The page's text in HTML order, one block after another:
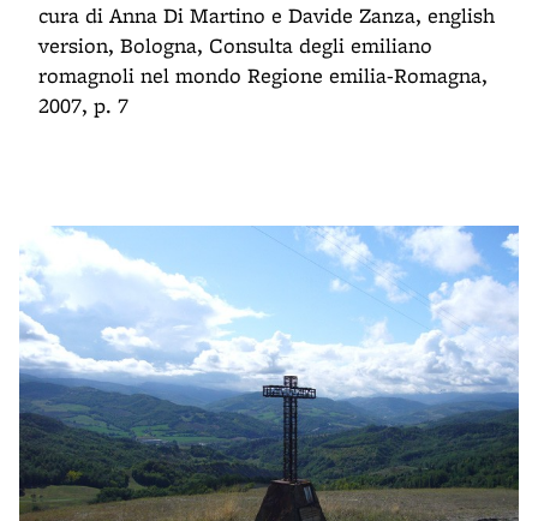
cura di Anna Di Martino e Davide Zanza, english
version, Bologna, Consulta degli emiliano
romagnoli nel mondo Regione emilia-Romagna,
2007, p. 7